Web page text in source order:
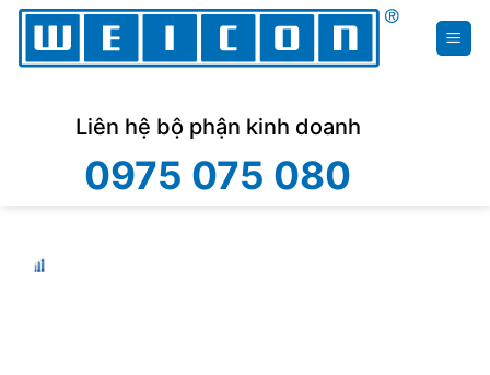
Skip
content
Liên hệ bộ phận kinh doanh
0975 075 080